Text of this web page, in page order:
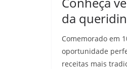
da
Comemorado em
oportunidade
receitas mais